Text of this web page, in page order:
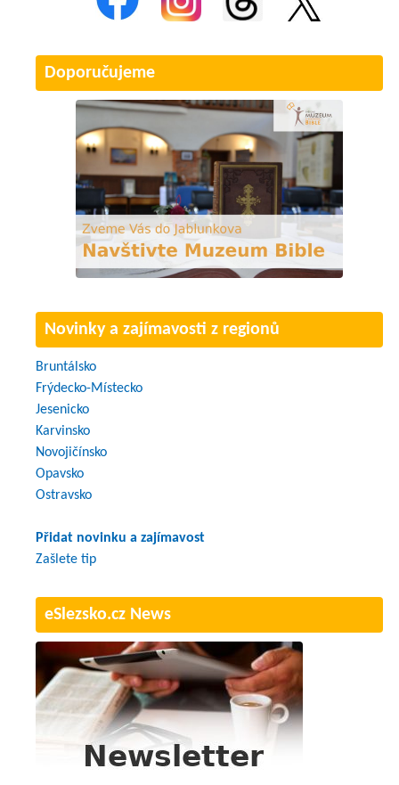
Doporučujeme
Novinky a zajímavosti z regionů
Bruntálsko
Frýdecko-Místecko
Jesenicko
Karvinsko
Novojičínsko
Opavsko
Ostravsko
Přidat novinku a zajímavost
Zašlete tip
eSlezsko.cz News